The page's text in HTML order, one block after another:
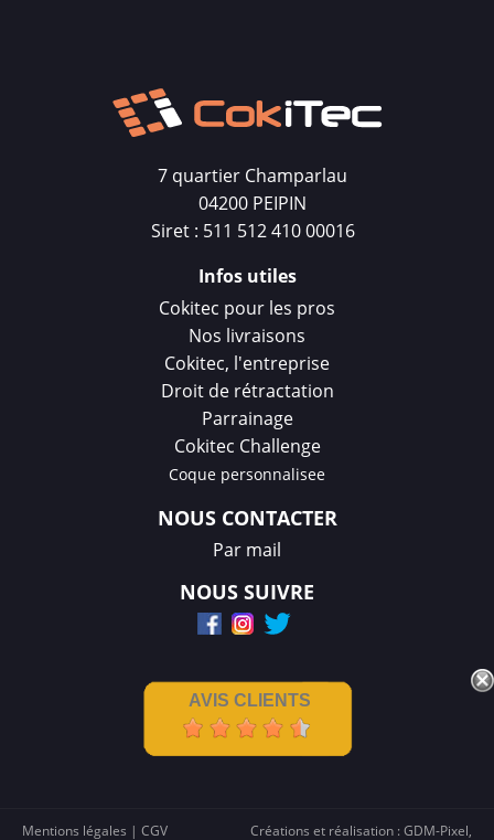
7 quartier Champarlau
04200 PEIPIN
Siret : 511 512 410 00016
Infos utiles
Cokitec pour les pros
Nos livraisons
Cokitec, l'entreprise
Droit de rétractation
Parrainage
Cokitec Challenge
Coque personnalisee
NOUS CONTACTER
Par mail
NOUS SUIVRE
AVIS CLIENTS
Mentions légales | CGV Créations et réalisation :GDM-Pixel,